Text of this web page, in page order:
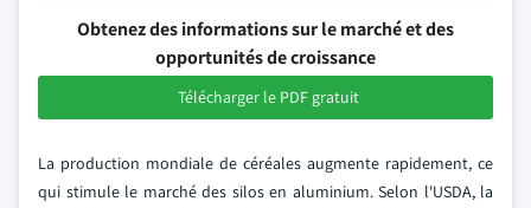
Obtenez des informations sur le marché et des
opportunités de croissance
Télécharger le PDF gratuit
La production mondiale de céréales augmente rapidement, ce
qui stimule le marché des silos en aluminium. Selon l'USDA, la